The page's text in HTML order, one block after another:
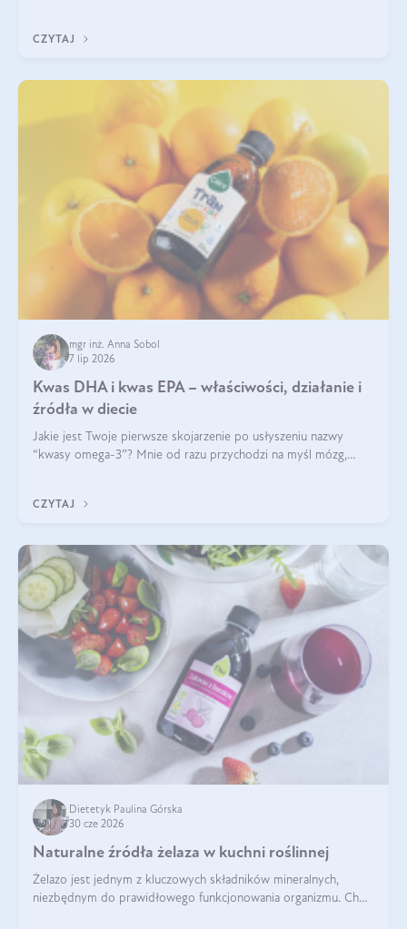
CZYTAJ
mgr inż. Anna Sobol
7 lip 2026
Kwas DHA i kwas EPA – właściwości, działanie i
źródła w diecie
Jakie jest Twoje pierwsze skojarzenie po usłyszeniu nazwy
“kwasy omega-3”? Mnie od razu przychodzi na myśl mózg,
EPA.
CZYTAJ
Dietetyk Paulina Górska
30 cze 2026
Naturalne źródła żelaza w kuchni roślinnej
Żelazo jest jednym z kluczowych składników mineralnych,
niezbędnym do prawidłowego funkcjonowania organizmu. Choć